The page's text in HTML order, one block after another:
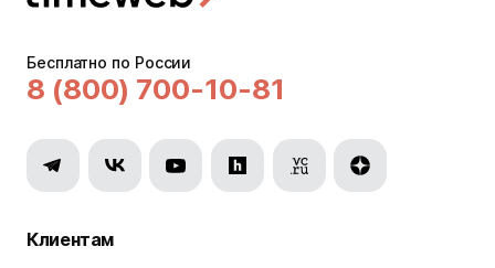
Бесплатно по России
8 (800) 700-10-81
Клиентам